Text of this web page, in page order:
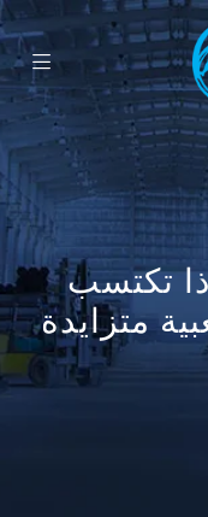
تكتسب
متزايدة